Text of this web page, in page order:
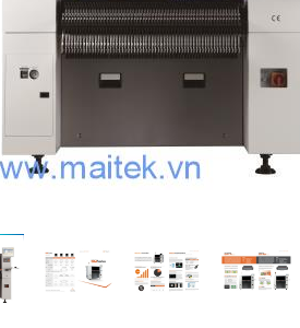
Máy hiện hình, ăn
Bể mạ điện phân
Máy SMT bán tự
Máy kiểm tra chất
Xử lý nước thải